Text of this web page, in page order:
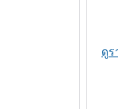
ดูร